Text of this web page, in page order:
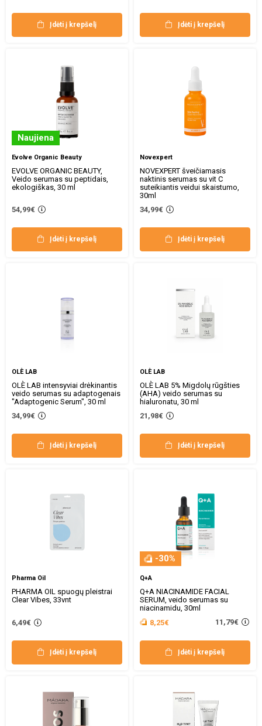
Įdėti į krepšelį Įdėti į krepšelį
Naujiena
Evolve Organic Beauty
EVOLVE ORGANIC BEAUTY,
Veido serumas su peptidais,
ekologiškas, 30 ml
54,99€
Įdėti į krepšelį
Novexpert
NOVEXPERT šveičiamasis
naktinis serumas su vit C
suteikiantis veidui skaistumo,
30ml
34,99€
Įdėti į krepšelį
OLÈ LAB
OLÈ LAB intensyviai drėkinantis
veido serumas su adaptogenais
"Adaptogenic Serum", 30 ml
34,99€
Įdėti į krepšelį
OLÈ LAB
OLÈ LAB 5% Migdolų rūgšties
(AHA) veido serumas su
hialuronatu, 30 ml
21,98€
Įdėti į krepšelį
Pharma Oil
PHARMA OIL spuogų pleistrai
Clear Vibes, 33vnt
6,49€
Įdėti į krepšelį
-30%
Q+A
Q+A NIACINAMIDE FACIAL
SERUM, veido serumas su
niacinamidu, 30ml
8,25€
11,79€
Įdėti į krepšelį